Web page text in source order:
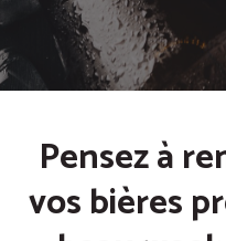
Pensez à
vos bières